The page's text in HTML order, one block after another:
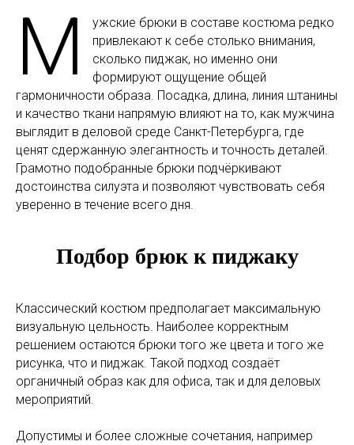
М
ужские брюки в составе костюма редко
привлекают к себе столько внимания,
сколько пиджак, но именно они
формируют ощущение общей
гармоничности образа. Посадка, длина, линия штанины
и качество ткани напрямую влияют на то, как мужчина
выглядит в деловой среде Санкт-Петербурга, где
ценят сдержанную элегантность и точность деталей.
Грамотно подобранные брюки подчёркивают
достоинства силуэта и позволяют чувствовать себя
уверенно в течение всего дня.
Подбор брюк к пиджаку
Классический костюм предполагает максимальную
визуальную цельность. Наиболее корректным
решением остаются брюки того же цвета и того же
рисунка, что и пиджак. Такой подход создаёт
органичный образ как для офиса, так и для деловых
мероприятий.
Допустимы и более сложные сочетания, например